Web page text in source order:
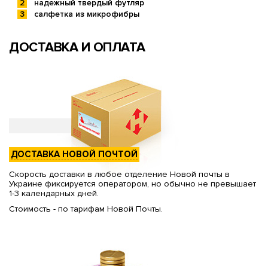
надежный твердый футляр
салфетка из микрофибры
ДОСТАВКА И ОПЛАТА
ДОСТАВКА НОВОЙ ПОЧТОЙ
Скорость доставки в любое отделение Новой почты в
Украине фиксируется оператором, но обычно не превышает
1-3 календарных дней.
Стоимость - по тарифам Новой Почты.